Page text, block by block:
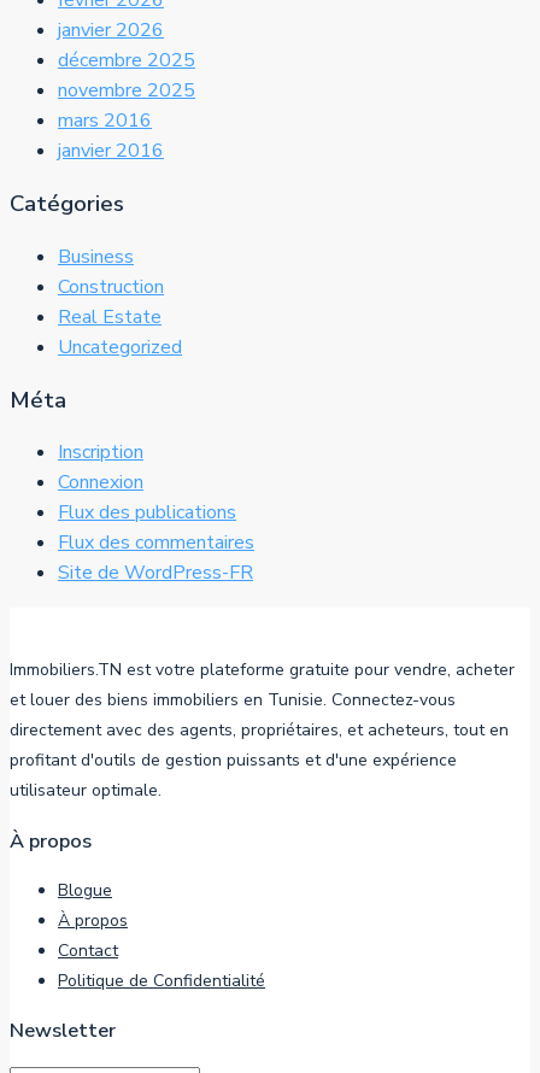
janvier 2026
décembre 2025
novembre 2025
mars 2016
janvier 2016
Catégories
Business
Construction
Real Estate
Uncategorized
Méta
Inscription
Connexion
Flux des publications
Flux des commentaires
Site de WordPress-FR
Immobiliers.TN est votre plateforme gratuite pour vendre, acheter
et louer des biens immobiliers en Tunisie. Connectez-vous
directement avec des agents, propriétaires, et acheteurs, tout en
profitant d'outils de gestion puissants et d'une expérience
utilisateur optimale.
À propos
Blogue
À propos
Contact
Politique de Confidentialité
Newsletter